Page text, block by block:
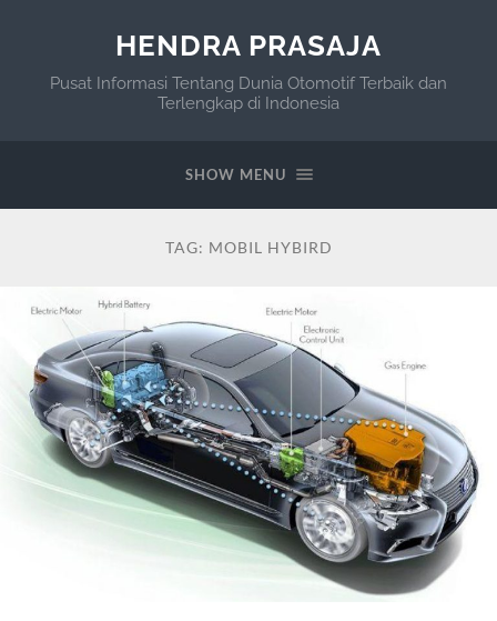
HENDRA PRASAJA
Pusat Informasi Tentang Dunia Otomotif Terbaik dan
Terlengkap di Indonesia
SHOW MENU
TAG: MOBIL HYBIRD